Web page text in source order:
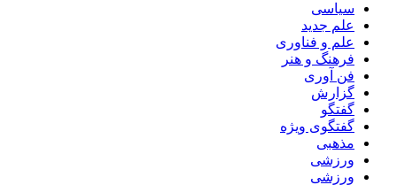
سیاسی
علم جدید
علم و فناوری
فرهنگ و هنر
فن آوری
گزارش
گفتگو
گفتگوی ویژه
مذهبی
ورزشی
ورزشی